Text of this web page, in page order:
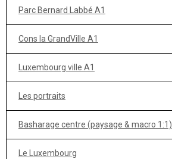
Parc Bernard Labbé A1
Cons la GrandVille A1
Luxembourg ville A1
Les portraits
Basharage centre (paysage & macro 1:1)
Le Luxembourg